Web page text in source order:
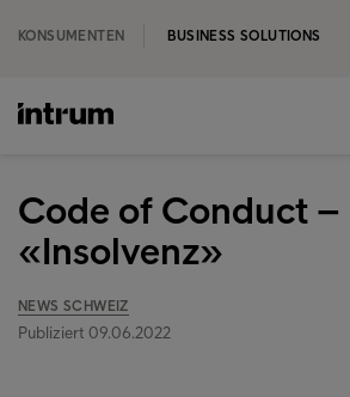
KONSUMENTEN BUSINESS SOLUTIONS
Code of Conduct –
«Insolvenz»
NEWS SCHWEIZ
Publiziert 09.06.2022